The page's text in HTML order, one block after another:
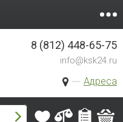
Адреса
8 (812) 448-65-75
info@ksk24.ru